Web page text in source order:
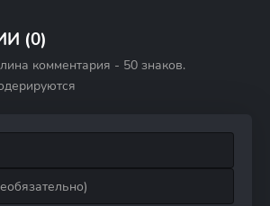
(0)
комментария - 50 знаков.